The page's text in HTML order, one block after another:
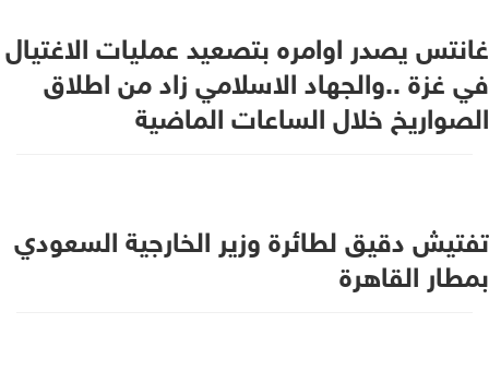
غانتس يصدر اوامره بتصعيد عمليات الاغتيال
في غزة ..والجهاد الاسلامي زاد من اطلاق
الصواريخ خلال الساعات الماضية
تفتيش دقيق لطائرة وزير الخارجية السعودي
بمطار القاهرة